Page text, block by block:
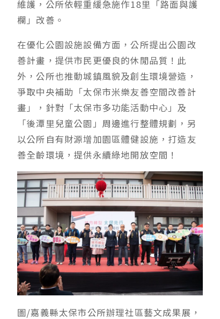
維護，公所依輕重緩急施作18里「路面與護
欄」改善。
在優化公園設施設備方面，公所提出公園改
善計畫，提供市民更優良的休閒品質！此
外，公所也推動城鎮風貌及創生環境營造，
爭取中央補助「太保市米樂友善空間改善計
畫」，針對「太保市多功能活動中心」及
「後潭里兒童公園」周邊進行整體規劃，另
以公所自有財源增加園區體健設施，打造友
善全齡環境，提供永續綠地開放空間！
圖/嘉義縣太保市公所辦理社區藝文成果展，